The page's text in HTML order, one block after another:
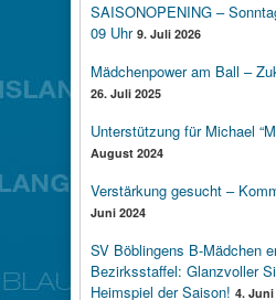
SAISONOPENING –
09 Uhr 9. Juli 2026
Mädchenpower am Ball –
26. Juli 2025
Unterstützung für Michael
August 2024
Verstärkung gesucht –
Juni 2024
SV Böblingens B-Mädchen
Bezirksstaffel: Glanzvoller
Heimspiel der Saison! 4. Juni